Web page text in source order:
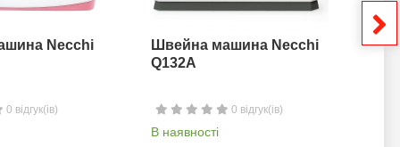
Necchi
0 відгук(ів)
Швейна машина Necchi
Q132A
0 відгук(ів)
В наявності